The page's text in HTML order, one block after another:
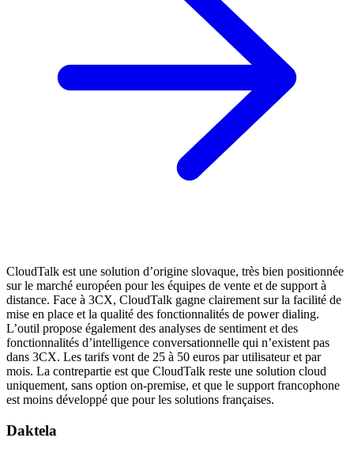
CloudTalk est une solution d’origine slovaque, très bien positionnée
sur le marché européen pour les équipes de vente et de support à
distance. Face à 3CX, CloudTalk gagne clairement sur la facilité de
mise en place et la qualité des fonctionnalités de power dialing.
L’outil propose également des analyses de sentiment et des
fonctionnalités d’intelligence conversationnelle qui n’existent pas
dans 3CX. Les tarifs vont de 25 à 50 euros par utilisateur et par
mois. La contrepartie est que CloudTalk reste une solution cloud
uniquement, sans option on-premise, et que le support francophone
est moins développé que pour les solutions françaises.
Daktela